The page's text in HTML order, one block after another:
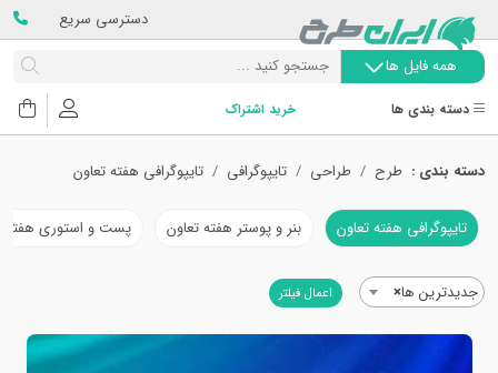
دسترسی سریع
همه فایل ها
دسته بندی ها خرید اشتراک
دسته بندی : طرح طراحی تایپوگرافی تایپوگرافی هفته تعاون
تایپوگرافی هفته تعاون بنر و پوستر هفته تعاون پست و استوری هفته
×جدیدترین ها اعمال فیلتر